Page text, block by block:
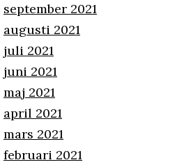
september 2021
augusti 2021
juli 2021
juni 2021
maj 2021
april 2021
mars 2021
februari 2021